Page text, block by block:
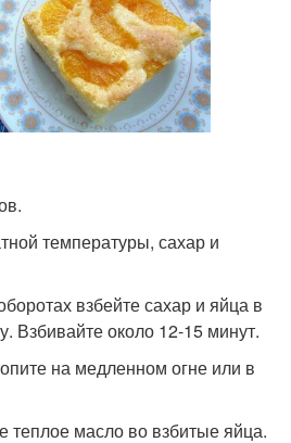
температуры, сахар и
взбейте сахар и яйца в
Взбивайте около 12-15 минут.
на медленном огне или в
теплое масло во взбитые яйца.